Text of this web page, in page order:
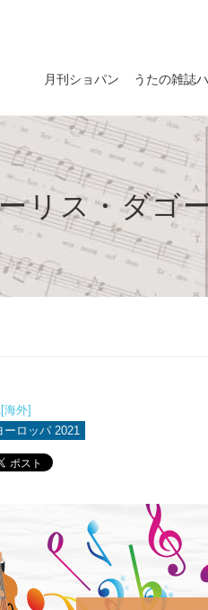
月刊ショパン うたの雑誌
リス・ダゴ
海外]
ーロッパ 2021